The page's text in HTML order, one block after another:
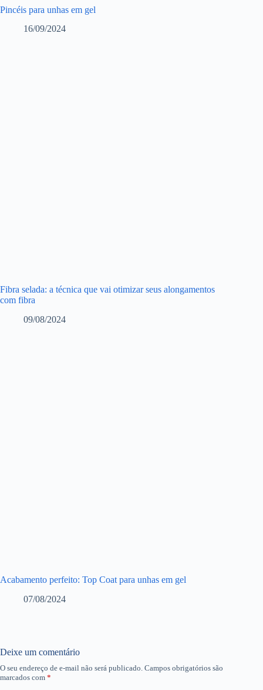
Pincéis para unhas em gel
16/09/2024
Fibra selada: a técnica que vai otimizar seus alongamentos
com fibra
09/08/2024
Acabamento perfeito: Top Coat para unhas em gel
07/08/2024
Deixe um comentário
O seu endereço de e-mail não será publicado. Campos obrigatórios são
marcados com *